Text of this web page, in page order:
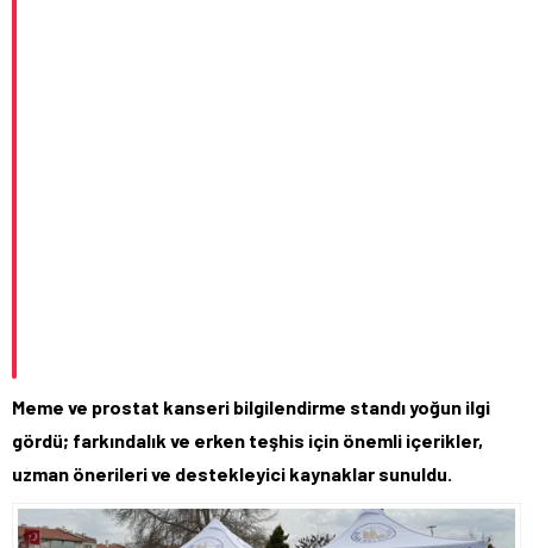
Meme ve prostat kanseri bilgilendirme standı yoğun ilgi
gördü; farkındalık ve erken teşhis için önemli içerikler,
uzman önerileri ve destekleyici kaynaklar sunuldu.